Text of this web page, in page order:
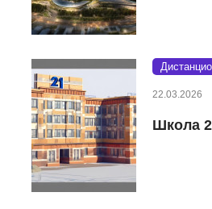
22.03.2026
Школа